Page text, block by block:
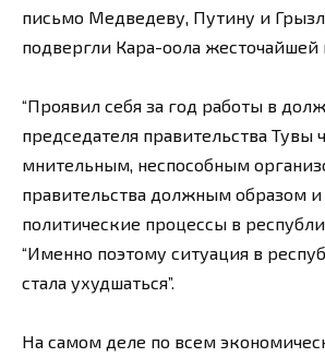
письмо Медведеву, Путину и
подвергли Кара-оола жесточайшей
“Проявил себя за год работы в
председателя правительства Тувы
мнительным, неспособным
правительства должным образом и
политические процессы в
“Именно поэтому ситуация в
стала ухудшаться”.
На самом деле по всем